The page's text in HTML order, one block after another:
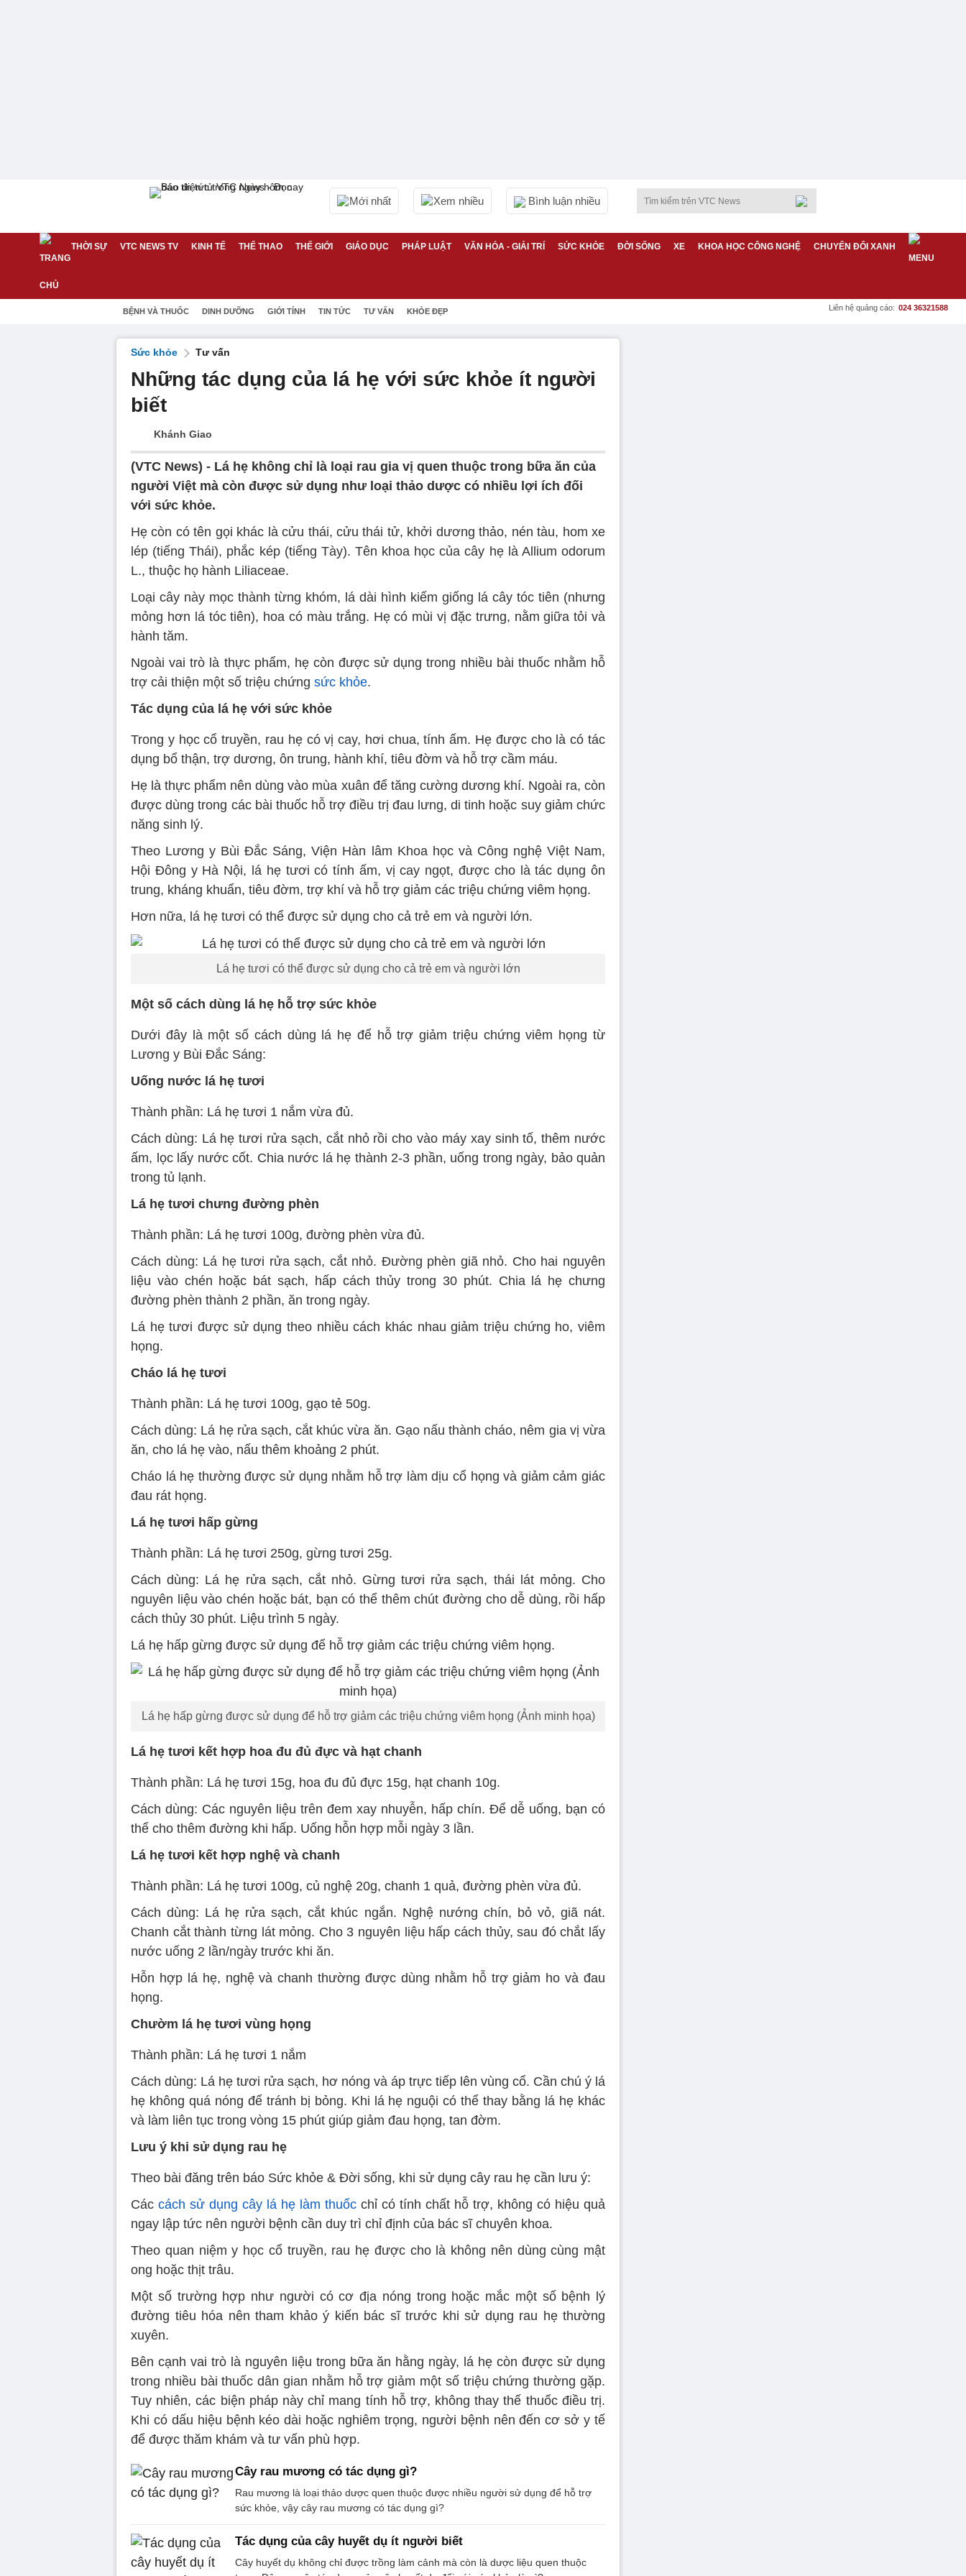
Mới nhất Xem nhiều Bình luận nhiều
THỜI SỰ VTC NEWS TV KINH TẾ THỂ THAO THẾ GIỚI GIÁO DỤC PHÁP LUẬT VĂN HÓA - GIẢI TRÍ SỨC KHỎE ĐỜI SỐNG XE KHOA HỌC CÔNG NGHỆ CHUYỂN ĐỔI XANH
BỆNH VÀ THUỐC DINH DƯỠNG GIỚI TÍNH TIN TỨC TƯ VẤN KHỎE ĐẸP Liên hệ quảng cáo: 024 36321588
Sức khỏe Tư vấn
Những tác dụng của lá hẹ với sức khỏe ít người
biết
Khánh Giao
(VTC News) - Lá hẹ không chỉ là loại rau gia vị quen thuộc trong bữa ăn của
người Việt mà còn được sử dụng như loại thảo dược có nhiều lợi ích đối
với sức khỏe.
Hẹ còn có tên gọi khác là cửu thái, cửu thái tử, khởi dương thảo, nén tàu, hom xe
lép (tiếng Thái), phắc kép (tiếng Tày). Tên khoa học của cây hẹ là Allium odorum
L., thuộc họ hành Liliaceae.
Loại cây này mọc thành từng khóm, lá dài hình kiếm giống lá cây tóc tiên (nhưng
mỏng hơn lá tóc tiên), hoa có màu trắng. Hẹ có mùi vị đặc trưng, nằm giữa tỏi và
hành tăm.
Ngoài vai trò là thực phẩm, hẹ còn được sử dụng trong nhiều bài thuốc nhằm hỗ
trợ cải thiện một số triệu chứng sức khỏe.
Tác dụng của lá hẹ với sức khỏe
Trong y học cổ truyền, rau hẹ có vị cay, hơi chua, tính ấm. Hẹ được cho là có tác
dụng bổ thận, trợ dương, ôn trung, hành khí, tiêu đờm và hỗ trợ cầm máu.
Hẹ là thực phẩm nên dùng vào mùa xuân để tăng cường dương khí. Ngoài ra, còn
được dùng trong các bài thuốc hỗ trợ điều trị đau lưng, di tinh hoặc suy giảm chức
năng sinh lý.
Theo Lương y Bùi Đắc Sáng, Viện Hàn lâm Khoa học và Công nghệ Việt Nam,
Hội Đông y Hà Nội, lá hẹ tươi có tính ấm, vị cay ngọt, được cho là tác dụng ôn
trung, kháng khuẩn, tiêu đờm, trợ khí và hỗ trợ giảm các triệu chứng viêm họng.
Hơn nữa, lá hẹ tươi có thể được sử dụng cho cả trẻ em và người lớn.
Lá hẹ tươi có thể được sử dụng cho cả trẻ em và người lớn
Một số cách dùng lá hẹ hỗ trợ sức khỏe
Dưới đây là một số cách dùng lá hẹ để hỗ trợ giảm triệu chứng viêm họng từ
Lương y Bùi Đắc Sáng:
Uống nước lá hẹ tươi
Thành phần: Lá hẹ tươi 1 nắm vừa đủ.
Cách dùng: Lá hẹ tươi rửa sạch, cắt nhỏ rồi cho vào máy xay sinh tố, thêm nước
ấm, lọc lấy nước cốt. Chia nước lá hẹ thành 2-3 phần, uống trong ngày, bảo quản
trong tủ lạnh.
Lá hẹ tươi chưng đường phèn
Thành phần: Lá hẹ tươi 100g, đường phèn vừa đủ.
Cách dùng: Lá hẹ tươi rửa sạch, cắt nhỏ. Đường phèn giã nhỏ. Cho hai nguyên
liệu vào chén hoặc bát sạch, hấp cách thủy trong 30 phút. Chia lá hẹ chưng
đường phèn thành 2 phần, ăn trong ngày.
Lá hẹ tươi được sử dụng theo nhiều cách khác nhau giảm triệu chứng ho, viêm
họng.
Cháo lá hẹ tươi
Thành phần: Lá hẹ tươi 100g, gạo tẻ 50g.
Cách dùng: Lá hẹ rửa sạch, cắt khúc vừa ăn. Gạo nấu thành cháo, nêm gia vị vừa
ăn, cho lá hẹ vào, nấu thêm khoảng 2 phút.
Cháo lá hẹ thường được sử dụng nhằm hỗ trợ làm dịu cổ họng và giảm cảm giác
đau rát họng.
Lá hẹ tươi hấp gừng
Thành phần: Lá hẹ tươi 250g, gừng tươi 25g.
Cách dùng: Lá hẹ rửa sạch, cắt nhỏ. Gừng tươi rửa sạch, thái lát mỏng. Cho
nguyên liệu vào chén hoặc bát, bạn có thể thêm chút đường cho dễ dùng, rồi hấp
cách thủy 30 phút. Liệu trình 5 ngày.
Lá hẹ hấp gừng được sử dụng để hỗ trợ giảm các triệu chứng viêm họng.
Lá hẹ hấp gừng được sử dụng để hỗ trợ giảm các triệu chứng viêm họng (Ảnh minh họa)
Lá hẹ tươi kết hợp hoa đu đủ đực và hạt chanh
Thành phần: Lá hẹ tươi 15g, hoa đu đủ đực 15g, hạt chanh 10g.
Cách dùng: Các nguyên liệu trên đem xay nhuyễn, hấp chín. Để dễ uống, bạn có
thể cho thêm đường khi hấp. Uống hỗn hợp mỗi ngày 3 lần.
Lá hẹ tươi kết hợp nghệ và chanh
Thành phần: Lá hẹ tươi 100g, củ nghệ 20g, chanh 1 quả, đường phèn vừa đủ.
Cách dùng: Lá hẹ rửa sạch, cắt khúc ngắn. Nghệ nướng chín, bỏ vỏ, giã nát.
Chanh cắt thành từng lát mỏng. Cho 3 nguyên liệu hấp cách thủy, sau đó chắt lấy
nước uống 2 lần/ngày trước khi ăn.
Hỗn hợp lá hẹ, nghệ và chanh thường được dùng nhằm hỗ trợ giảm ho và đau
họng.
Chườm lá hẹ tươi vùng họng
Thành phần: Lá hẹ tươi 1 nắm
Cách dùng: Lá hẹ tươi rửa sạch, hơ nóng và áp trực tiếp lên vùng cổ. Cần chú ý lá
hẹ không quá nóng để tránh bị bỏng. Khi lá hẹ nguội có thể thay bằng lá hẹ khác
và làm liên tục trong vòng 15 phút giúp giảm đau họng, tan đờm.
Lưu ý khi sử dụng rau hẹ
Theo bài đăng trên báo Sức khỏe & Đời sống, khi sử dụng cây rau hẹ cần lưu ý:
Các cách sử dụng cây lá hẹ làm thuốc chỉ có tính chất hỗ trợ, không có hiệu quả
ngay lập tức nên người bệnh cần duy trì chỉ định của bác sĩ chuyên khoa.
Theo quan niệm y học cổ truyền, rau hẹ được cho là không nên dùng cùng mật
ong hoặc thịt trâu.
Một số trường hợp như người có cơ địa nóng trong hoặc mắc một số bệnh lý
đường tiêu hóa nên tham khảo ý kiến bác sĩ trước khi sử dụng rau hẹ thường
xuyên.
Bên cạnh vai trò là nguyên liệu trong bữa ăn hằng ngày, lá hẹ còn được sử dụng
trong nhiều bài thuốc dân gian nhằm hỗ trợ giảm một số triệu chứng thường gặp.
Tuy nhiên, các biện pháp này chỉ mang tính hỗ trợ, không thay thế thuốc điều trị.
Khi có dấu hiệu bệnh kéo dài hoặc nghiêm trọng, người bệnh nên đến cơ sở y tế
để được thăm khám và tư vấn phù hợp.
Cây rau mương có tác dụng gì?
Rau mương là loại thảo dược quen thuộc được nhiều người sử dụng để hỗ trợ
sức khỏe, vậy cây rau mương có tác dụng gì?
Tác dụng của cây huyết dụ ít người biết
Cây huyết dụ không chỉ được trồng làm cảnh mà còn là dược liệu quen thuộc